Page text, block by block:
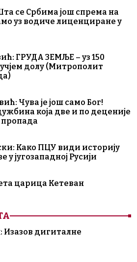
се Србима још спрема на
уз водиче лиценциране у
ГРУДА ЗЕМЉЕ – уз 150
долу (Митрополит
Чува је још само Бог!
која две и по деценије
пропада
Како ПЦУ види историју
југозападној Русији
царица Кетеван
Изазов дигиталне